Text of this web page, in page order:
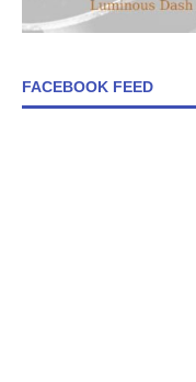
FACEBOOK FEED